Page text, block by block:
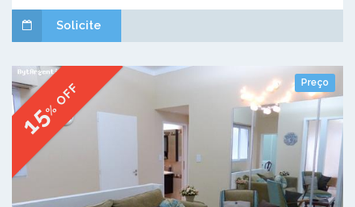
Solicite
Preço
15
% OFF